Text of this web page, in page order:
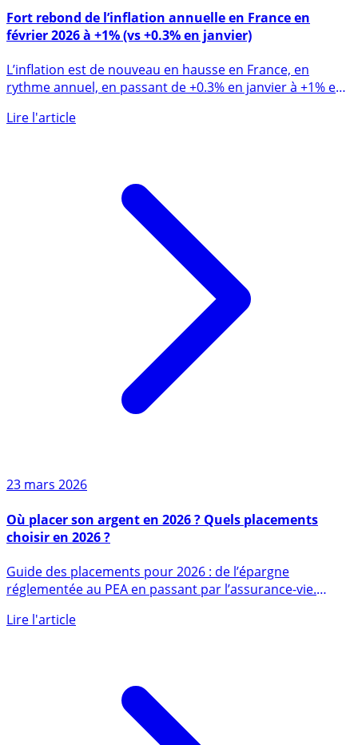
27 février 2026
février 2026 à +1% (vs +0.3% en janvier)
rythme annuel, en passant de +0.3% en janvier à +1% en
23 mars 2026
choisir en 2026 ?
réglementée au PEA en passant par l’assurance-vie.